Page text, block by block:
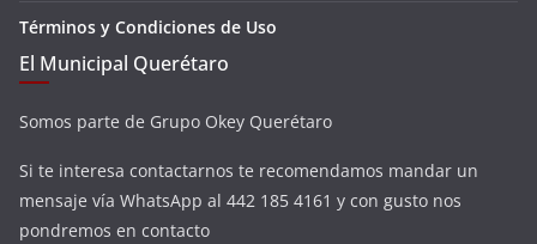
Términos y Condiciones de Uso
El Municipal Querétaro
Somos parte de Grupo Okey Querétaro
Si te interesa contactarnos te recomendamos mandar un
mensaje vía WhatsApp al 442 185 4161 y con gusto nos
pondremos en contacto